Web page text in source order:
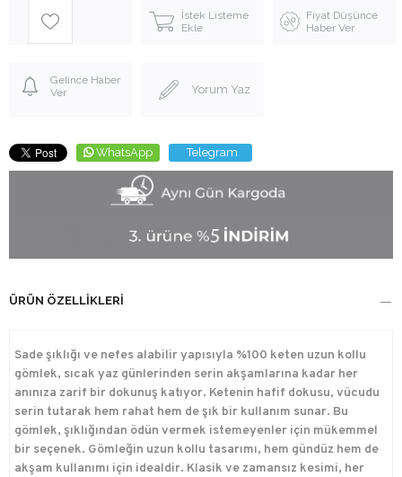
İstek Listeme
Ekle
Fiyat Düşünce
Haber Ver
Gelince Haber
Ver
Yorum Yaz
WhatsApp Telegram
ÜRÜN ÖZELLIKLERI
Sade şıklığı ve nefes alabilir yapısıyla %100 keten uzun kollu
gömlek, sıcak yaz günlerinden serin akşamlarına kadar her
anınıza zarif bir dokunuş katıyor. Ketenin hafif dokusu, vücudu
serin tutarak hem rahat hem de şık bir kullanım sunar. Bu
gömlek, şıklığından ödün vermek istemeyenler için mükemmel
bir seçenek. Gömleğin uzun kollu tasarımı, hem gündüz hem de
akşam kullanımı için idealdir. Klasik ve zamansız kesimi, her